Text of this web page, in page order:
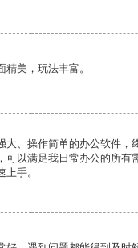
美，玩法丰富。
大、操作简单的办公软件，
可以满足我日常办公的所有
手。